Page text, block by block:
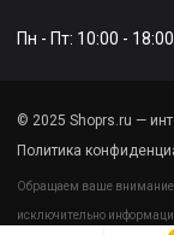
Пн - Пт: 10:00 - 18:00
© 2025 Shoprs.ru —
Политика
Обращаем ваше внимание
исключительно